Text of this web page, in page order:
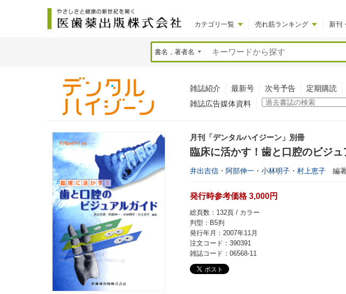
カテゴリ一覧 売れ筋ランキング 新刊
雑誌紹介 最新号 次号予告 定期購読
雑誌広告媒体資料
月刊「デンタルハイジーン」別冊
臨床に活かす！歯と口腔のビジュ
井出吉信 ・ 阿部伸一 ・ 小林明子 ・ 村上恵子 編
発行時参考価格 3,000円
総頁数：132頁 / カラー
判型：B5判
発行年月：2007年11月
注文コード：390391
雑誌コード：06568-11